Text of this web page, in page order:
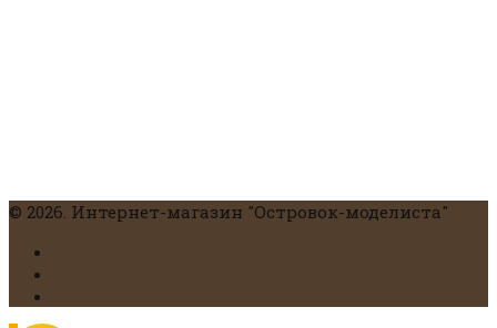
© 2026. Интернет-магазин "Островок-моделиста"